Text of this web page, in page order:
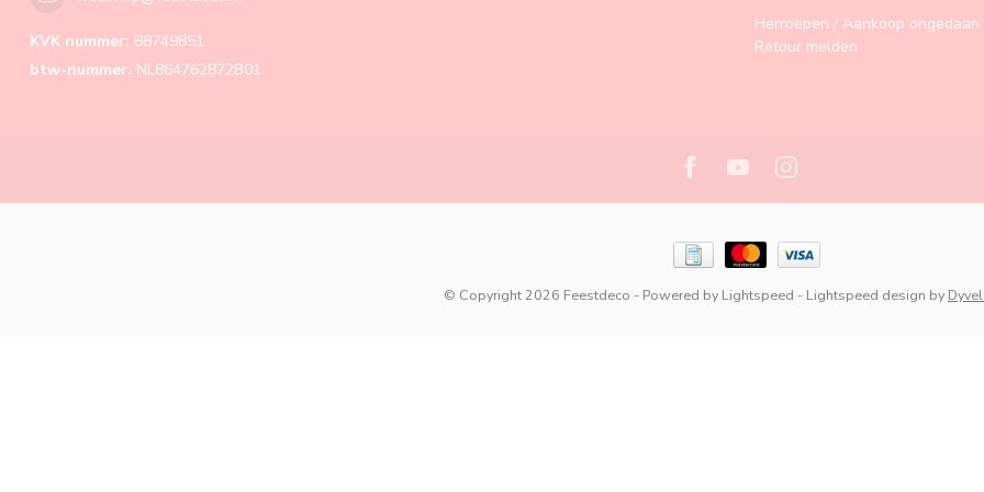
KVK nummer: 88749851
btw-nummer: NL864762872B01
Herroepen / Aankoop ongedaan
Retour melden
© Copyright 2026 Feestdeco - Powered by Lightspeed - Lightspeed design by